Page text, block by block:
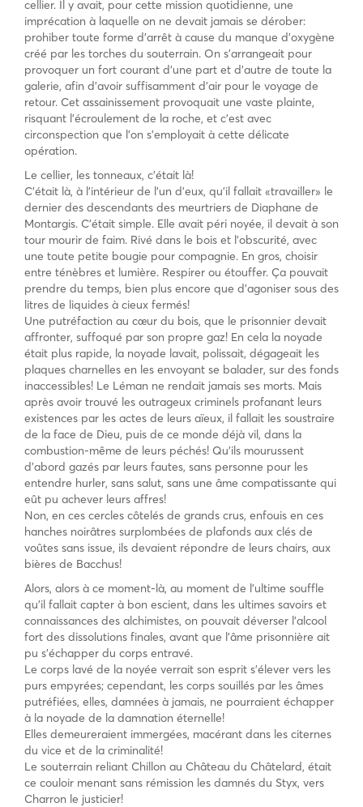
cellier. Il y avait, pour cette mission quotidienne, une
imprécation à laquelle on ne devait jamais se dérober:
prohiber toute forme d’arrêt à cause du manque d’oxygène
créé par les torches du souterrain. On s’arrangeait pour
provoquer un fort courant d’une part et d’autre de toute la
galerie, afin d’avoir suffisamment d’air pour le voyage de
retour. Cet assainissement provoquait une vaste plainte,
risquant l’écroulement de la roche, et c’est avec
circonspection que l’on s’employait à cette délicate
opération.
Le cellier, les tonneaux, c’était là!
C’était là, à l’intérieur de l’un d’eux, qu’il fallait «travailler» le
dernier des descendants des meurtriers de Diaphane de
Montargis. C’était simple. Elle avait péri noyée, il devait à son
tour mourir de faim. Rivé dans le bois et l’obscurité, avec
une toute petite bougie pour compagnie. En gros, choisir
entre ténèbres et lumière. Respirer ou étouffer. Ça pouvait
prendre du temps, bien plus encore que d’agoniser sous des
litres de liquides à cieux fermés!
Une putréfaction au cœur du bois, que le prisonnier devait
affronter, suffoqué par son propre gaz! En cela la noyade
était plus rapide, la noyade lavait, polissait, dégageait les
plaques charnelles en les envoyant se balader, sur des fonds
inaccessibles! Le Léman ne rendait jamais ses morts. Mais
après avoir trouvé les outrageux criminels profanant leurs
existences par les actes de leurs aïeux, il fallait les soustraire
de la face de Dieu, puis de ce monde déjà vil, dans la
combustion-même de leurs péchés! Qu’ils mourussent
d’abord gazés par leurs fautes, sans personne pour les
entendre hurler, sans salut, sans une âme compatissante qui
eût pu achever leurs affres!
Non, en ces cercles côtelés de grands crus, enfouis en ces
hanches noirâtres surplombées de plafonds aux clés de
voûtes sans issue, ils devaient répondre de leurs chairs, aux
bières de Bacchus!
Alors, alors à ce moment-là, au moment de l’ultime souffle
qu’il fallait capter à bon escient, dans les ultimes savoirs et
connaissances des alchimistes, on pouvait déverser l’alcool
fort des dissolutions finales, avant que l’âme prisonnière ait
pu s’échapper du corps entravé.
Le corps lavé de la noyée verrait son esprit s’élever vers les
purs empyrées; cependant, les corps souillés par les âmes
putréfiées, elles, damnées à jamais, ne pourraient échapper
à la noyade de la damnation éternelle!
Elles demeureraient immergées, macérant dans les citernes
du vice et de la criminalité!
Le souterrain reliant Chillon au Château du Châtelard, était
ce couloir menant sans rémission les damnés du Styx, vers
Charron le justicier!